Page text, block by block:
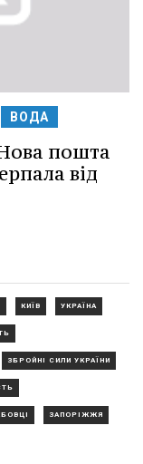
ВОДА
пошта
від
КИЇВ УКРАЇНА
ЗБРОЙНІ СИЛИ УКРАЇНИ
ЗАПОРІЖЖЯ